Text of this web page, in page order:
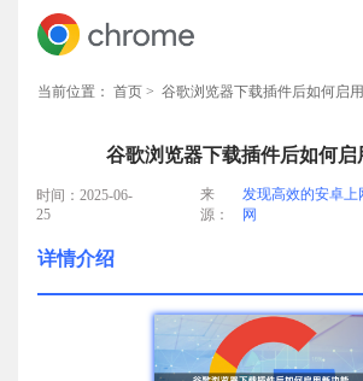
当前位置： 首页 > 谷歌浏览器下载插件后如何启
谷歌浏览器下载插件后如何启
时间：2025-06-
25
来
源：
发现高效的安卓上
网
详情介绍